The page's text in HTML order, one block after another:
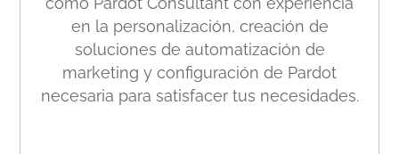
en la personalización, creación de
soluciones de automatización de
marketing y configuración de Pardot
necesaria para satisfacer tus necesidades.